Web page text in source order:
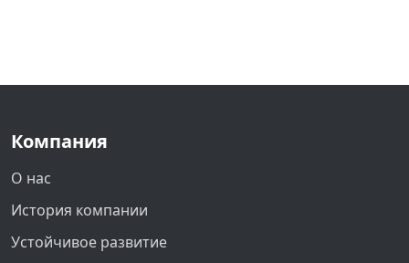
Компания
О нас
История компании
Устойчивое развитие